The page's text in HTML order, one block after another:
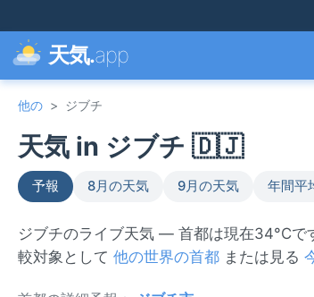
天気.app
他の > ジブチ
天気 in ジブチ 🇩🇯
予報 8月の天気 9月の天気 年間平
ジブチのライブ天気 — 首都は現在34°Cで
較対象として 他の世界の首都 または見る